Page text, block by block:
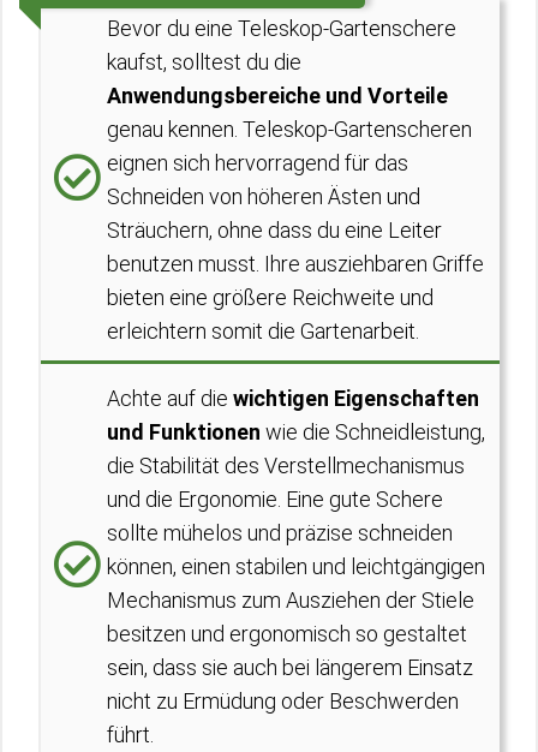
Bevor du eine Teleskop-Gartenschere
kaufst, solltest du die
Anwendungsbereiche und Vorteile
genau kennen. Teleskop-Gartenscheren
eignen sich hervorragend für das
Schneiden von höheren Ästen und
Sträuchern, ohne dass du eine Leiter
benutzen musst. Ihre ausziehbaren Griffe
bieten eine größere Reichweite und
erleichtern somit die Gartenarbeit.
Achte auf die wichtigen Eigenschaften
und Funktionen wie die Schneidleistung,
die Stabilität des Verstellmechanismus
und die Ergonomie. Eine gute Schere
sollte mühelos und präzise schneiden
können, einen stabilen und leichtgängigen
Mechanismus zum Ausziehen der Stiele
besitzen und ergonomisch so gestaltet
sein, dass sie auch bei längerem Einsatz
nicht zu Ermüdung oder Beschwerden
führt.